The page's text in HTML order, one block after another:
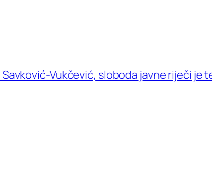
Vukčević, sloboda javne riječi je